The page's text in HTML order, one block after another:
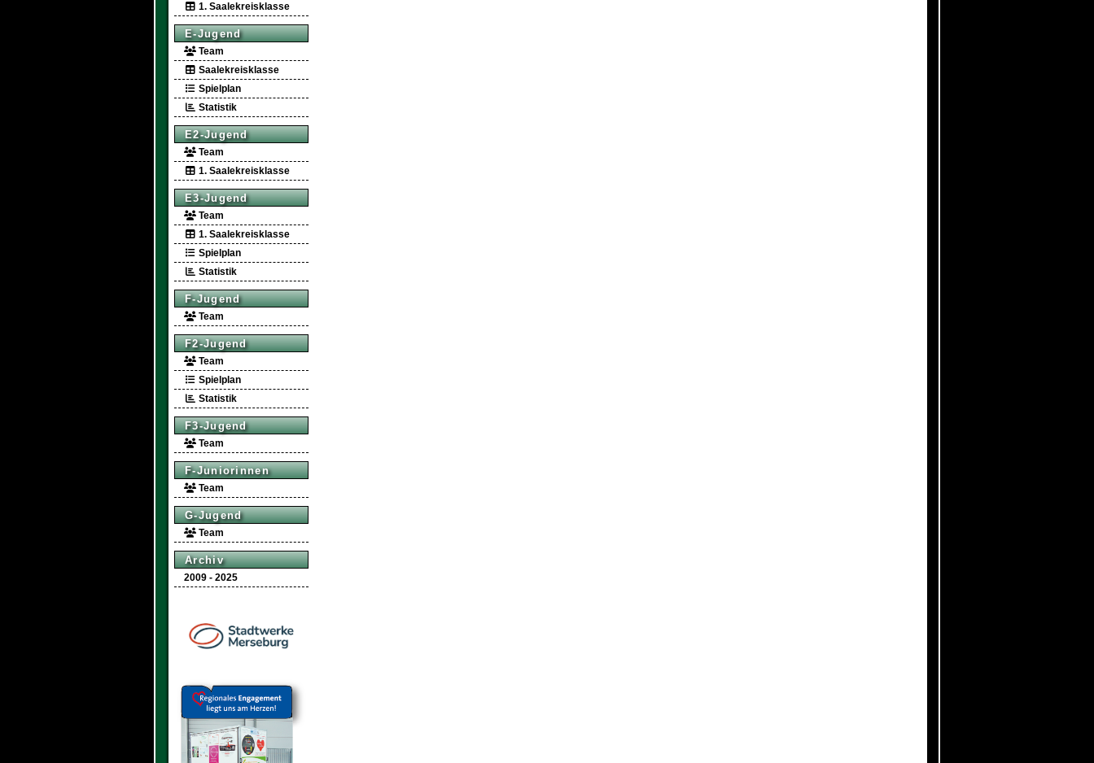
1. Saalekreisklasse
E-Jugend
Team
Saalekreisklasse
Spielplan
Statistik
E2-Jugend
Team
1. Saalekreisklasse
E3-Jugend
Team
1. Saalekreisklasse
Spielplan
Statistik
F-Jugend
Team
F2-Jugend
Team
Spielplan
Statistik
F3-Jugend
Team
F-Juniorinnen
Team
G-Jugend
Team
Archiv
2009 - 2025